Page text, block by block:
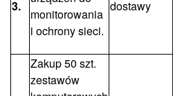
3.
monitorowania
i ochrony sieci.
dostawy
Zakup 50 szt.
zestawów